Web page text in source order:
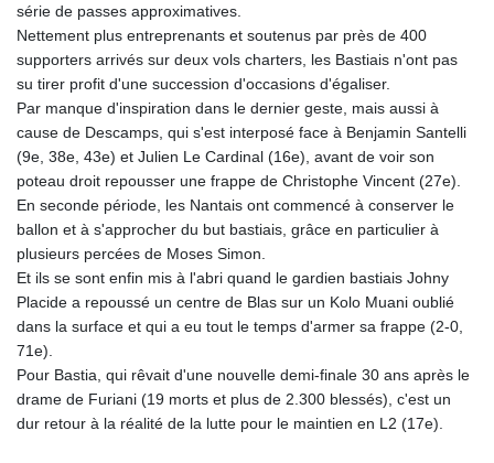
IDR 17816.05
ILS 2.999849
IMP 0.74148
INR 95.19805
IQD
1306.448752
IRR
1375550.000174
ISK 123.469937
JMD 158.382433
JOD 0.708972
JPY 158.207962
KGS 87.450078
KHR 4050.85633
KMF 426.000291
série de passes approximatives.
Nettement plus entreprenants et soutenus par près de 400
supporters arrivés sur deux vols charters, les Bastiais n'ont pas
su tirer profit d'une succession d'occasions d'égaliser.
Par manque d'inspiration dans le dernier geste, mais aussi à
cause de Descamps, qui s'est interposé face à Benjamin Santelli
(9e, 38e, 43e) et Julien Le Cardinal (16e), avant de voir son
poteau droit repousser une frappe de Christophe Vincent (27e).
En seconde période, les Nantais ont commencé à conserver le
ballon et à s'approcher du but bastiais, grâce en particulier à
plusieurs percées de Moses Simon.
Et ils se sont enfin mis à l'abri quand le gardien bastiais Johny
Placide a repoussé un centre de Blas sur un Kolo Muani oublié
dans la surface et qui a eu tout le temps d'armer sa frappe (2-0,
71e).
Pour Bastia, qui rêvait d'une nouvelle demi-finale 30 ans après le
drame de Furiani (19 morts et plus de 2.300 blessés), c'est un
dur retour à la réalité de la lutte pour le maintien en L2 (17e).